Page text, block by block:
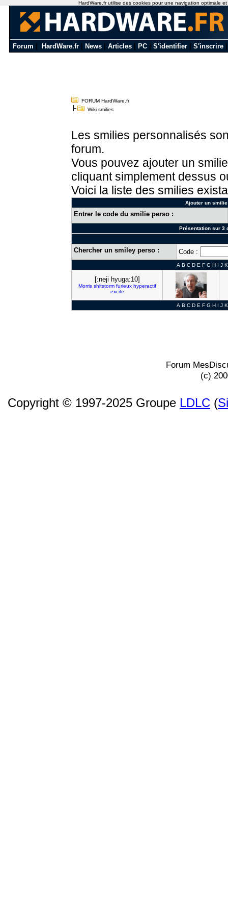
Forum HardWare.fr News Articles PC S'identifier S'inscrire
FORUM HardWare.fr
Wiki smilies
Les smilies personnalisés
forum.
Vous pouvez ajouter un
cliquant simplement dessus
Voici la liste des smilies
Ajouter un
Entrer le code du smilie perso :
Présentation sur 3
Chercher un smiley perso : Code :
A B C D E F G H I J K
[:neji hyuga:10]
Morris shitstorm furieux hyperactif
excite
A B C D E F G H I J K
Forum
(c)
Copyright © 1997-2025 Groupe LDLC (
HardWare.fr utilise des cookies pour une navigation optimale